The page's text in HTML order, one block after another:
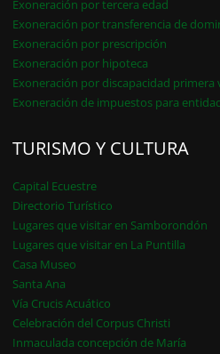
Exoneración por tercera edad
Exoneración por transferencia de
Exoneración por prescripción
Exoneración por hipoteca
Exoneración por discapacidad primera
Exoneración de impuestos para
TURISMO Y CULTURA
Capital Ecuestre
Directorio Turístico
Lugares que visitar en Samborondón
Lugares que visitar en La Puntilla
Casa Museo
Santa Ana
Vía Crucis Acuático
Celebración del Corpus Christi
Inmaculada concepción de María